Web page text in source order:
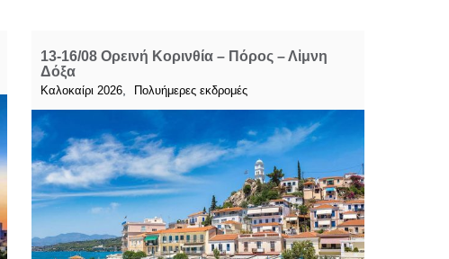
13-16/08 Ορεινή Κορινθία – Πόρος – Λἰμνη
Δόξα
Καλοκαίρι 2026, Πολυήμερες εκδρομές